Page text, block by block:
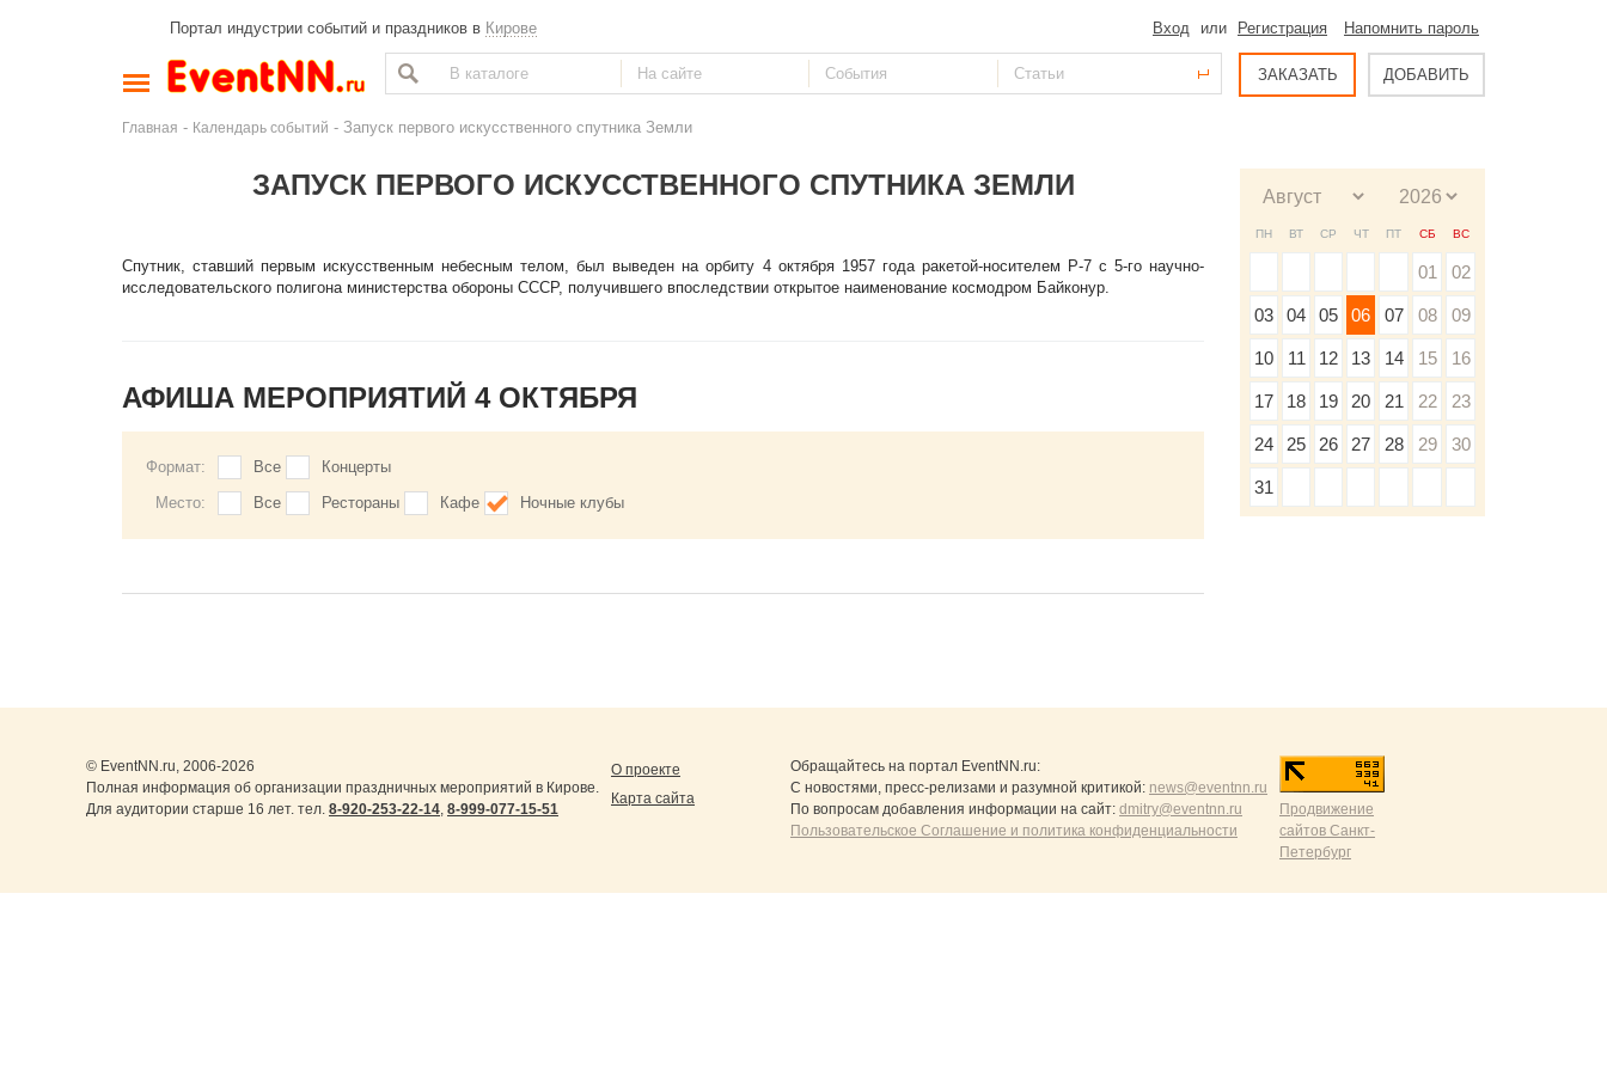
Портал индустрии событий и праздников в Кирове Вход или Регистрация Напомнить пароль
ЗАКАЗАТЬ ДОБАВИТЬ
Главная - Календарь событий - Запуск первого искусственного спутника Земли
ЗАПУСК ПЕРВОГО ИСКУССТВЕННОГО СПУТНИКА ЗЕМЛИ
Спутник, ставший первым искусственным небесным телом, был выведен на орбиту 4 октября 1957 года ракетой-носителем Р-7 с 5-го научно-
исследовательского полигона министерства обороны СССР, получившего впоследствии открытое наименование космодром Байконур.
АФИША МЕРОПРИЯТИЙ 4 ОКТЯБРЯ
Формат: Все
Концерты
Место:
Все Рестораны Кафе Ночные клубы
ПН ВТ СР ЧТ ПТ СБ ВС
01 02
03 04 05 06 07 08 09
10 11 12 13 14 15 16
17 18 19 20 21 22 23
24 25 26 27 28 29 30
31
© EventNN.ru, 2006-2026
Полная информация об организации праздничных мероприятий в Кирове.
Для аудитории старше 16 лет. тел. 8-920-253-22-14, 8-999-077-15-51
О проекте
Карта сайта
Обращайтесь на портал EventNN.ru:
С новостями, пресс-релизами и разумной критикой: news@eventnn.ru
По вопросам добавления информации на сайт: dmitry@eventnn.ru
Пользовательское Соглашение и политика конфиденциальности
Продвижение
сайтов Санкт-
Петербург